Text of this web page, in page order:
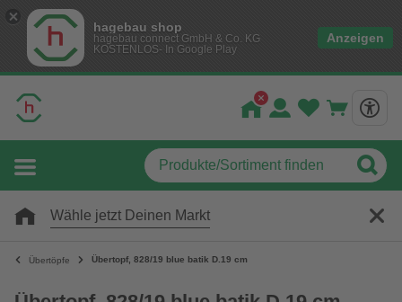
hagebau shop
hagebau connect GmbH & Co. KG
KOSTENLOS- In Google Play
Anzeigen
Wähle jetzt Deinen Markt
Übertöpfe Übertopf, 828/19 blue batik D.19 cm